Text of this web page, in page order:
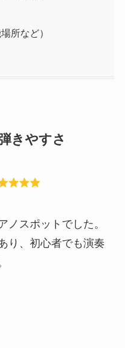
所など）
きやすさ
ノスポットでした。
り、初心者でも演奏